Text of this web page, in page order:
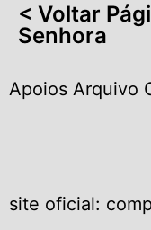
< Voltar
Senhora
Apoios Arquivo
site oficial: